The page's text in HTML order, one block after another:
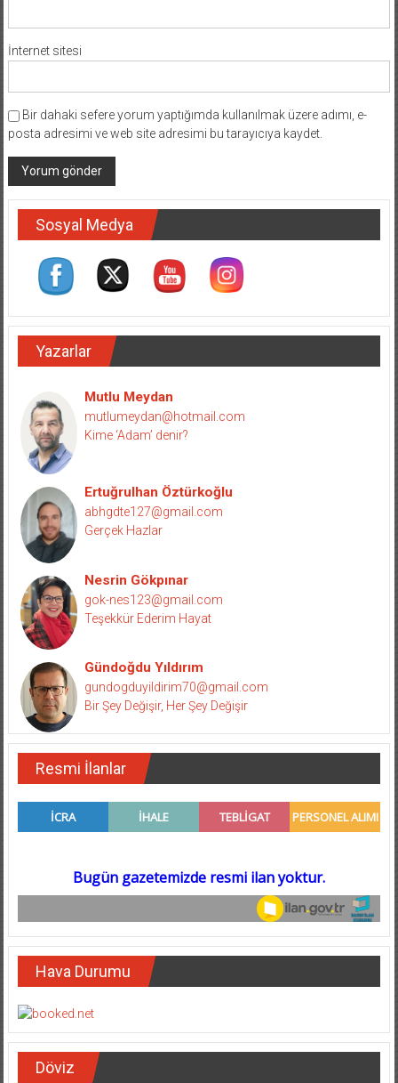
İnternet sitesi
Bir dahaki sefere yorum yaptığımda kullanılmak üzere adımı, e-
posta adresimi ve web site adresimi bu tarayıcıya kaydet.
Sosyal Medya
Yazarlar
Mutlu Meydan
mutlumeydan@hotmail.com
Kime ‘Adam’ denir?
Ertuğrulhan Öztürkoğlu
abhgdte127@gmail.com
Gerçek Hazlar
Nesrin Gökpınar
gok-nes123@gmail.com
Teşekkür Ederim Hayat
Gündoğdu Yıldırım
gundogduyildirim70@gmail.com
Bir Şey Değişir, Her Şey Değişir
Resmi İlanlar
Hava Durumu
Döviz